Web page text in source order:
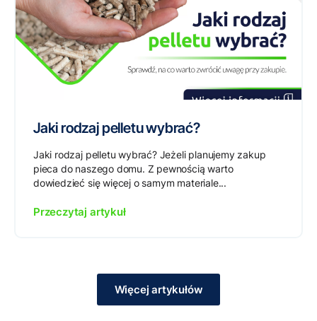
Jaki rodzaj pelletu wybrać?
Jaki rodzaj pelletu wybrać? Jeżeli planujemy zakup
pieca do naszego domu. Z pewnością warto
dowiedzieć się więcej o samym materiale...
Przeczytaj artykuł
Więcej artykułów